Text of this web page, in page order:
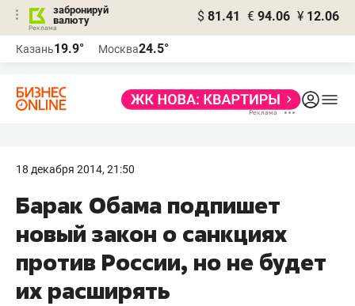
забронируй
валюту
$ 81.41 € 94.06 ¥ 12.06
Казань19.9° Москва24.5°
18 декабря 2014, 21:50
Барак Обама подпишет
новый закон о санкциях
против России, но не будет
их расширять